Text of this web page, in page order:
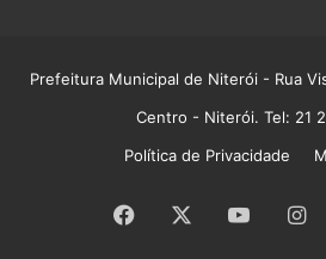
Prefeitura Municipal de Niterói - Rua
Centro - Niterói. Tel: 21
Política de Privacidade
Facebook YouTube